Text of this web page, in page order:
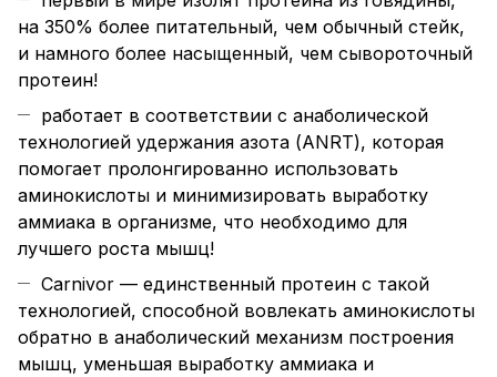
на 350% более питательный, чем обычный стейк,
и намного более насыщенный, чем сывороточный
протеин!
работает в соответствии с анаболической
технологией удержания азота (ANRT), которая
помогает пролонгированно использовать
аминокислоты и минимизировать выработку
аммиака в организме, что необходимо для
лучшего роста мышц!
Carnivor — единственный протеин с такой
технологией, способной вовлекать аминокислоты
обратно в анаболический механизм построения
мышц, уменьшая выработку аммиака и